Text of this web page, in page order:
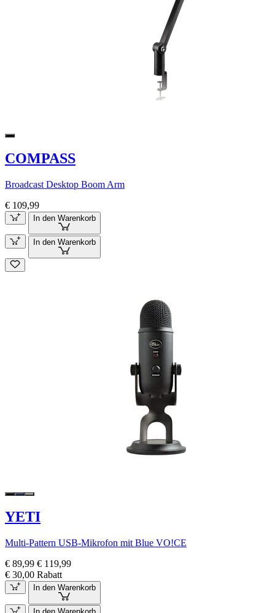
COMPASS
Broadcast Desktop Boom Arm
€ 109,99
In den Warenkorb
In den Warenkorb
YETI
Multi-Pattern USB-Mikrofon mit Blue VO!CE
€ 89,99 € 119,99
€ 30,00 Rabatt
In den Warenkorb